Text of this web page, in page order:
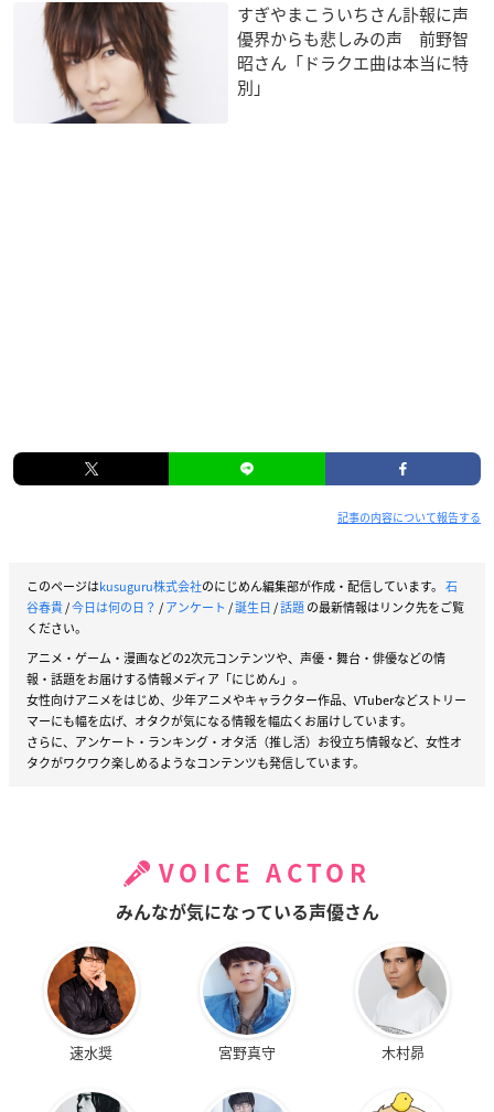
すぎやまこういちさん訃報に声
優界からも悲しみの声 前野智
昭さん「ドラクエ曲は本当に特
別」
記事の内容について報告する
このページはkusuguru株式会社のにじめん編集部が作成・配信しています。 石
谷春貴/今日は何の日？ /アンケート /誕生日/話題の最新情報はリンク先をご覧
ください。
アニメ・ゲーム・漫画などの2次元コンテンツや、声優・舞台・俳優などの情
報・話題をお届けする情報メディア「にじめん」。
女性向けアニメをはじめ、少年アニメやキャラクター作品、VTuberなどストリー
マーにも幅を広げ、オタクが気になる情報を幅広くお届けしています。
さらに、アンケート・ランキング・オタ活（推し活）お役立ち情報など、女性オ
タクがワクワク楽しめるようなコンテンツも発信しています。
VOICE ACTOR
みんなが気になっている声優さん
速水奨 宮野真守 木村昴